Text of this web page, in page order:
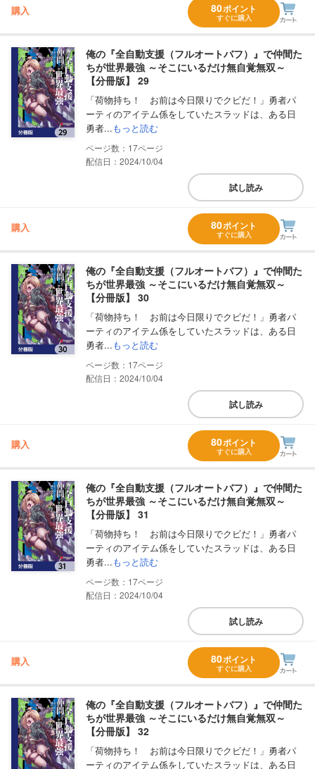
購入 80ポイント
すぐに購入
俺の『全自動支援（フルオートバフ）』で仲間た
ちが世界最強 ～そこにいるだけ無自覚無双～
【分冊版】 29
「荷物持ち！ お前は今日限りでクビだ！」勇者パ
ーティのアイテム係をしていたスラッドは、ある日
勇者...もっと読む
17
配信日：2024/10/04
試し読み
購入 80ポイント
すぐに購入
俺の『全自動支援（フルオートバフ）』で仲間た
ちが世界最強 ～そこにいるだけ無自覚無双～
【分冊版】 30
「荷物持ち！ お前は今日限りでクビだ！」勇者パ
ーティのアイテム係をしていたスラッドは、ある日
勇者...もっと読む
17
配信日：2024/10/04
試し読み
購入 80ポイント
すぐに購入
俺の『全自動支援（フルオートバフ）』で仲間た
ちが世界最強 ～そこにいるだけ無自覚無双～
【分冊版】 31
「荷物持ち！ お前は今日限りでクビだ！」勇者パ
ーティのアイテム係をしていたスラッドは、ある日
勇者...もっと読む
17
配信日：2024/10/04
試し読み
購入 80ポイント
すぐに購入
俺の『全自動支援（フルオートバフ）』で仲間た
ちが世界最強 ～そこにいるだけ無自覚無双～
【分冊版】 32
「荷物持ち！ お前は今日限りでクビだ！」勇者パ
ーティのアイテム係をしていたスラッドは、ある日